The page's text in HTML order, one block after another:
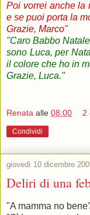
Poi vorrei anche la
e se puoi porta la
Grazie, Marco"
"Caro Babbo
sono Luca, per
il colore che ho in
Grazie, Luca."
Renata alle 08:00 2
Condividi
giovedì 10 dicembre
Deliri di una
"A mamma no